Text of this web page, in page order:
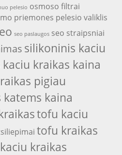
pelesio osmoso filtrai
priemones pelesio valiklis
seo paslaugos seo straipsniai
silikoninis kaciu
kraikas kaina
pigiau
kaina
tofu kaciu
tofu kraikas
kraikas